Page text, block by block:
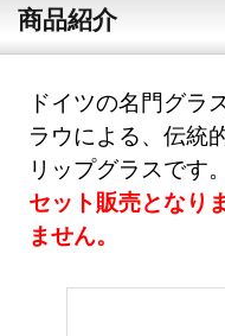
商品紹介
ドイツの名門グラ
ラウによる、伝統
リップグラスです。
セット販売となり
ません。